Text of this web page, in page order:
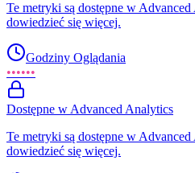
Te metryki są dostępne w
dowiedzieć się więcej.
Godziny Oglądania
••••••
Dostępne w Advanced Analytics
Te metryki są dostępne w
dowiedzieć się więcej.